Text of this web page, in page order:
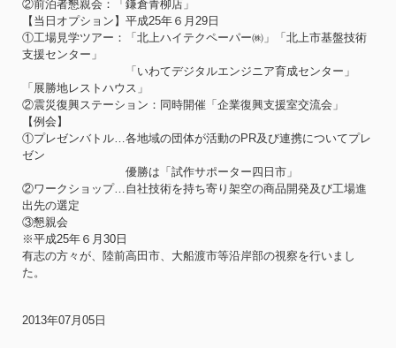
②前泊者懇親会：「鎌倉青柳店」
【当日オプション】平成25年６月29日
①工場見学ツアー：「北上ハイテクペーパー㈱」「北上市基盤技術
支援センター」
「いわてデジタルエンジニア育成センター」
「展勝地レストハウス」
②震災復興ステーション：同時開催「企業復興支援室交流会」
【例会】
①プレゼンバトル…各地域の団体が活動のPR及び連携についてプレ
ゼン
優勝は「試作サポーター四日市」
②ワークショップ…自社技術を持ち寄り架空の商品開発及び工場進
出先の選定
③懇親会
※平成25年６月30日
有志の方々が、陸前高田市、大船渡市等沿岸部の視察を行いまし
た。
2013年07月05日